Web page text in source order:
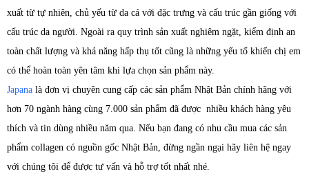
xuất từ tự nhiên, chủ yếu từ da cá với đặc trưng và cấu trúc gần giống với
cấu trúc da người. Ngoài ra quy trình sản xuất nghiêm ngặt, kiểm định an
toàn chất lượng và khả năng hấp thụ tốt cũng là những yếu tố khiến chị em
có thể hoàn toàn yên tâm khi lựa chọn sản phẩm này.
Japana là đơn vị chuyên cung cấp các sản phẩm Nhật Bản chính hãng với
hơn 70 ngành hàng cùng 7.000 sản phẩm đã được nhiều khách hàng yêu
thích và tin dùng nhiều năm qua. Nếu bạn đang có nhu cầu mua các sản
phẩm collagen có nguồn gốc Nhật Bản, đừng ngần ngại hãy liên hệ ngay
với chúng tôi để được tư vấn và hỗ trợ tốt nhất nhé.